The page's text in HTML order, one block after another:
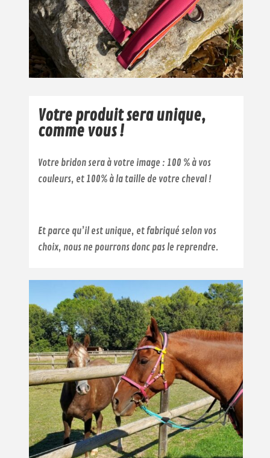
Votre produit sera unique,
comme vous !
Votre bridon sera à votre image : 100 % à vos
couleurs, et 100% à la taille de votre cheval !
Et parce qu’il est unique, et fabriqué selon vos
choix, nous ne pourrons donc pas le reprendre.